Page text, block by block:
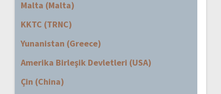
Malta (Malta)
KKTC (TRNC)
Yunanistan (Greece)
Amerika Birleşik Devletleri (USA)
Çin (China)